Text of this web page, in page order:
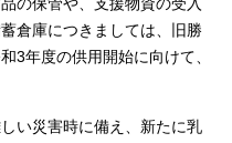
の保管や、支援物資の受入
倉庫につきましては、旧勝
3年度の供用開始に向けて、
い災害時に備え、新たに乳